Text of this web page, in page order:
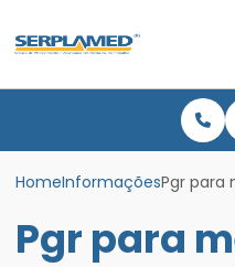
HomeInformaçõesPgr para
Pgr para